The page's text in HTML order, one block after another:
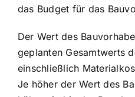
das Budget für das
Der Wert des
geplanten Gesamtwerts
einschließlich
Je höher der Wert des